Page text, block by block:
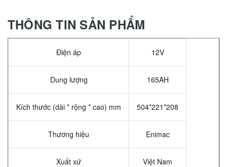
THÔNG TIN SẢN PHẨM
Điện áp 12V
Dung lượng 165AH
Kích thước (dài * rộng * cao) mm 504*221*208
Thương hiệu Enimac
Xuất xứ Việt Nam